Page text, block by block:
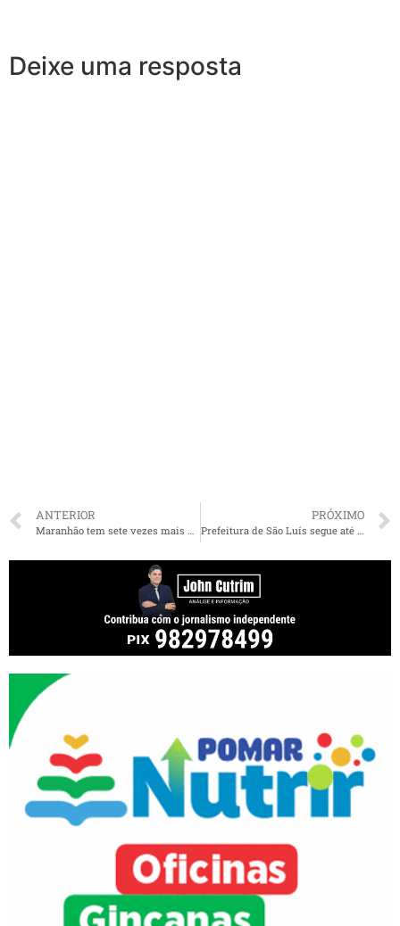
Deixe uma resposta
ANTERIOR
Maranhão tem sete vezes mais pessoas recuperadas do que contaminadas por coronavírus
PRÓXIMO
Prefeitura de São Luís segue até quinta-feira (23) com vacinação contra sarampo em postos volantes nos terminais de integração da capital